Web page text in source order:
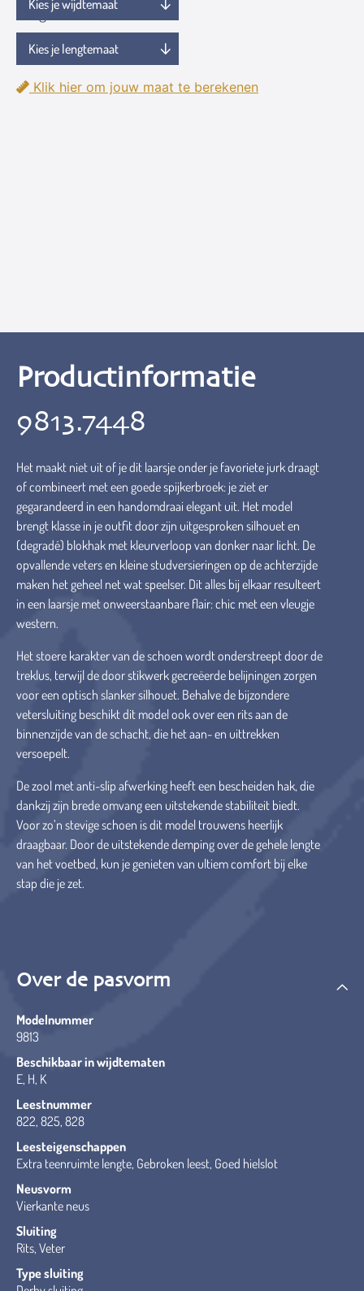
Lengtemaat
Klik hier om jouw maat te berekenen
Productinformatie
9813.7448
Het maakt niet uit of je dit laarsje onder je favoriete jurk draagt
of combineert met een goede spijkerbroek: je ziet er
gegarandeerd in een handomdraai elegant uit. Het model
brengt klasse in je outfit door zijn uitgesproken silhouet en
(degradé) blokhak met kleurverloop van donker naar licht. De
opvallende veters en kleine studversieringen op de achterzijde
maken het geheel net wat speelser. Dit alles bij elkaar resulteert
in een laarsje met onweerstaanbare flair: chic met een vleugje
western.
Het stoere karakter van de schoen wordt onderstreept door de
treklus, terwijl de door stikwerk gecreëerde belijningen zorgen
voor een optisch slanker silhouet. Behalve de bijzondere
vetersluiting beschikt dit model ook over een rits aan de
binnenzijde van de schacht, die het aan- en uittrekken
versoepelt.
De zool met anti-slip afwerking heeft een bescheiden hak, die
dankzij zijn brede omvang een uitstekende stabiliteit biedt.
Voor zo’n stevige schoen is dit model trouwens heerlijk
draagbaar. Door de uitstekende demping over de gehele lengte
van het voetbed, kun je genieten van ultiem comfort bij elke
stap die je zet.
Over de pasvorm
Modelnummer
9813
Beschikbaar in wijdtematen
E, H, K
Leestnummer
822, 825, 828
Leesteigenschappen
Extra teenruimte lengte, Gebroken leest, Goed hielslot
Neusvorm
Vierkante neus
Sluiting
Rits, Veter
Type sluiting